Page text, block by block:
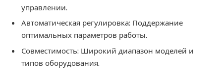
управлении.
Автоматическая регулировка: Поддержание
оптимальных параметров работы.
Совместимость: Широкий диапазон моделей и
типов оборудования.